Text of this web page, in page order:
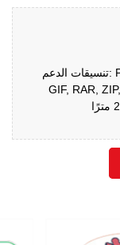
تنسيقات الدعم: PDF, Word, Excel, Txt, JPG, PNG, BMP,
GIF, RAR, ZIP, من المستحسن أن تحميل ما يصل إلى 5,